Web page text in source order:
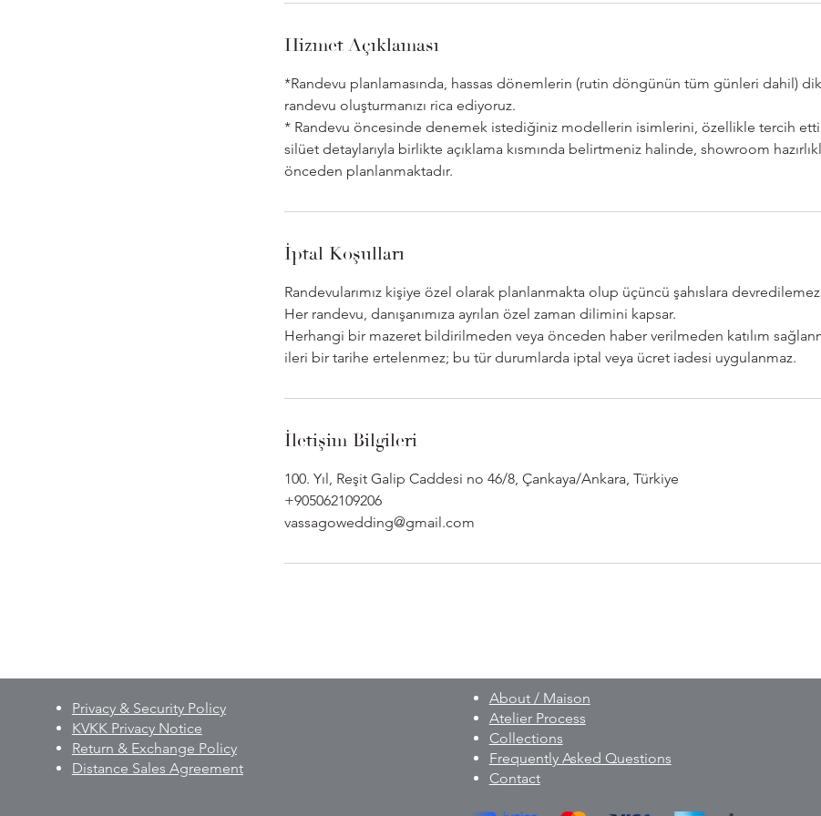
Hizmet Açıklaması
*Randevu planlamasında, hassas dönemlerin (rutin döngünün tüm günleri dahil)
randevu oluşturmanızı rica ediyoruz.
* Randevu öncesinde denemek istediğiniz modellerin isimlerini, özellikle tercih
silüet detaylarıyla birlikte açıklama kısmında belirtmeniz halinde, showroom
önceden planlanmaktadır.
İptal Koşulları
Randevularımız kişiye özel olarak planlanmakta olup üçüncü şahıslara
Her randevu, danışanımıza ayrılan özel zaman dilimini kapsar.
Herhangi bir mazeret bildirilmeden veya önceden haber verilmeden katılım
ileri bir tarihe ertelenmez; bu tür durumlarda iptal veya ücret iadesi uygulanmaz.
İletişim Bilgileri
100. Yıl, Reşit Galip Caddesi no 46/8, Çankaya/Ankara, Türkiye
+905062109206
vassagowedding@gmail.com
Privacy & Security Policy
KVKK Privacy Notice
Return & Exchange Policy
Distance Sales Agreement
About / Maison
Atelier Process
Collections
Frequently Asked Questions
Contact